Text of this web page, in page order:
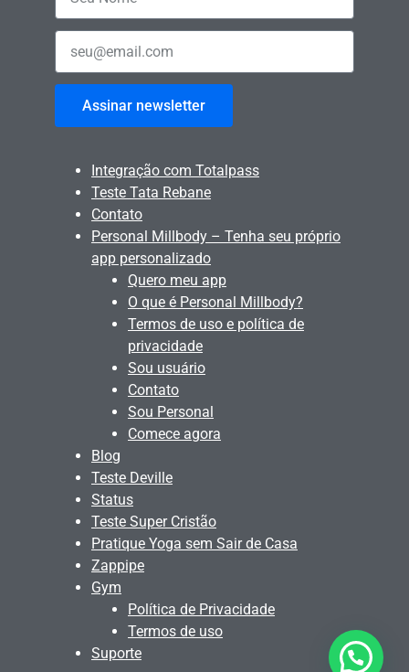
Assinar newsletter
Integração com Totalpass
Teste Tata Rebane
Contato
Personal Millbody – Tenha seu próprio
app personalizado
Quero meu app
O que é Personal Millbody?
Termos de uso e política de
privacidade
Sou usuário
Contato
Sou Personal
Comece agora
Blog
Teste Deville
Status
Teste Super Cristão
Pratique Yoga sem Sair de Casa
Zappipe
Gym
Política de Privacidade
Termos de uso
Suporte